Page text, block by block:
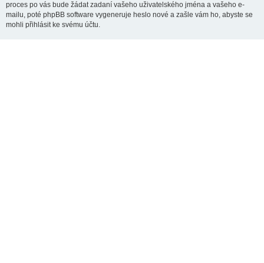
proces po vás bude žádat zadaní vašeho uživatelského jména a vašeho e-
mailu, poté phpBB software vygeneruje heslo nové a zašle vám ho, abyste se
mohli přihlásit ke svému účtu.